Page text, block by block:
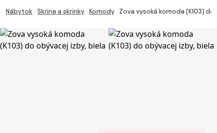
Nábytok Skrine a skrinky Komody Zova vysoká komoda (K103)